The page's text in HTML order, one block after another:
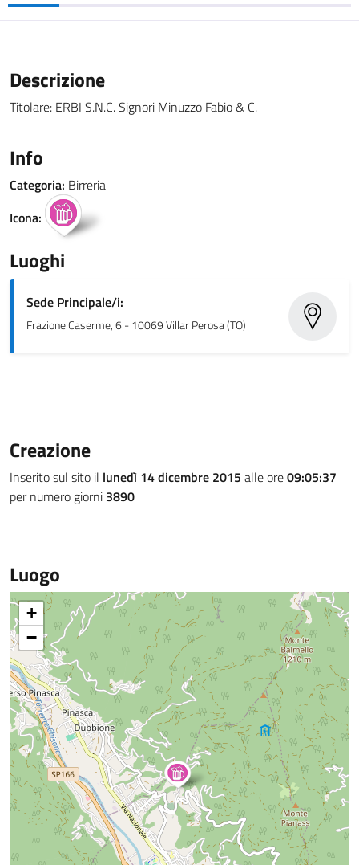
Descrizione
Titolare: ERBI S.N.C. Signori Minuzzo Fabio & C.
Info
Categoria: Birreria
Icona:
Luoghi
Sede Principale/i:
Frazione Caserme, 6 - 10069 Villar Perosa (TO)
Creazione
Inserito sul sito il lunedì 14 dicembre 2015 alle ore09:05:37
per numero giorni 3890
Luogo
+
−